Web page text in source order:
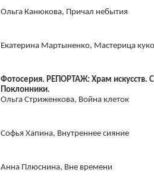
Ольга Канюкова, Причал небытия
Екатерина Мартыненко, Мастерица
Фотосерия. РЕПОРТАЖ: Храм искусств.
Поклонники.
Ольга Стриженкова, Война клеток
Софья Хапина, Внутреннее сияние
Анна Плюснина, Вне времени